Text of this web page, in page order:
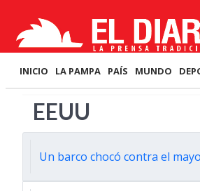
INICIO LA PAMPA PAÍS MUNDO
EEUU
Un barco chocó contra el